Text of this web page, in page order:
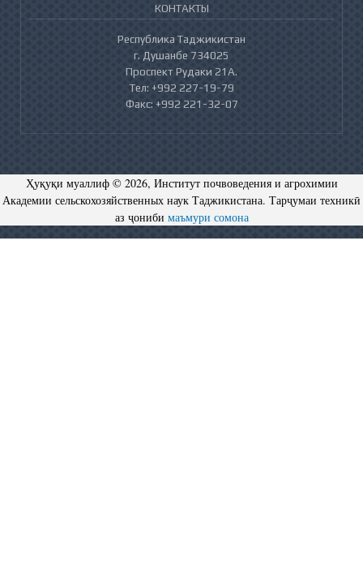
КОНТАКТЫ
Республика Таджикистан
г. Душанбе 734025
Проспект Рудаки 21А.
Тел: +992 227-19-79
Факс: +992 221-32-07
Ҳуқуқи муаллиф © 2026, Институт почвоведения и агрохимии
Академии сельскохозяйственных наук Таджикистана. Тарҷумаи техникӣ
аз ҷониби маъмури сомона